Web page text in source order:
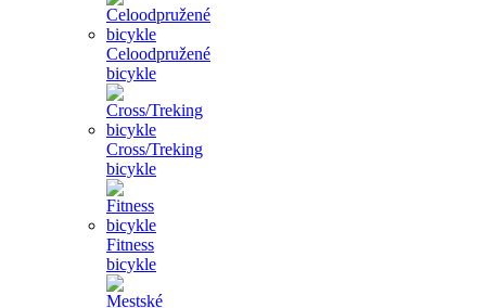
Celoodpružené
bicykle
Cross/Treking
bicykle
Fitness
bicykle